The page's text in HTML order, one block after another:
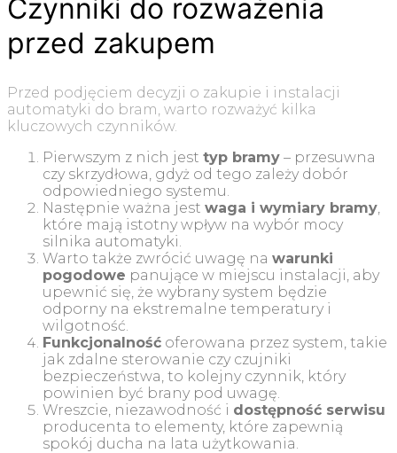
Czynniki do rozważenia
przed zakupem
Przed podjęciem decyzji o zakupie i instalacji
automatyki do bram, warto rozważyć kilka
kluczowych czynników.
Pierwszym z nich jest typ bramy – przesuwna
czy skrzydłowa, gdyż od tego zależy dobór
odpowiedniego systemu.
Następnie ważna jest waga i wymiary bramy,
które mają istotny wpływ na wybór mocy
silnika automatyki.
Warto także zwrócić uwagę na warunki
pogodowe panujące w miejscu instalacji, aby
upewnić się, że wybrany system będzie
odporny na ekstremalne temperatury i
wilgotność.
Funkcjonalność oferowana przez system, takie
jak zdalne sterowanie czy czujniki
bezpieczeństwa, to kolejny czynnik, który
powinien być brany pod uwagę.
Wreszcie, niezawodność i dostępność serwisu
producenta to elementy, które zapewnią
spokój ducha na lata użytkowania.